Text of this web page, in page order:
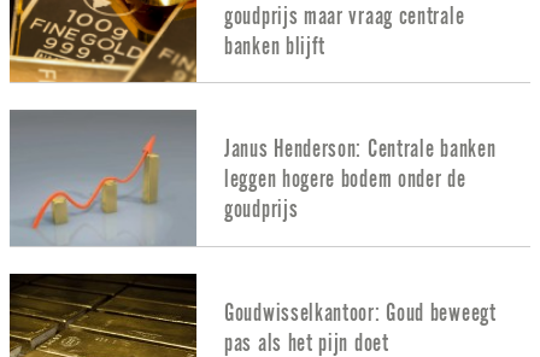
goudprijs maar vraag centrale
banken blijft
Janus Henderson: Centrale banken
leggen hogere bodem onder de
goudprijs
Goudwisselkantoor: Goud beweegt
pas als het pijn doet